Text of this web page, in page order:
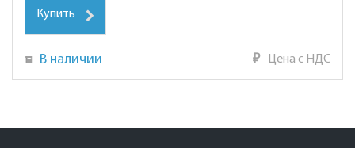
Купить
В наличии ₽ Цена с НДС